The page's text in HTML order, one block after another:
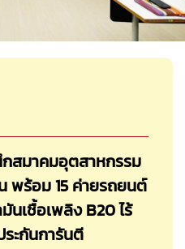
สมาคมอุตสาหกรรม
พร้อม 15 ค่ายรถยนต์
นเชื้อเพลิง B20 ไร้
ะกันการันตี